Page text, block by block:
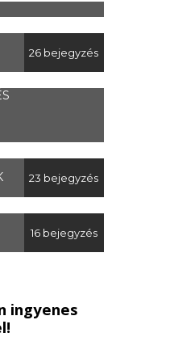
26 bejegyzés
23 bejegyzés
16 bejegyzés
ingyenes